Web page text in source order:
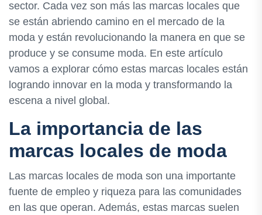
sector. Cada vez son más las marcas locales que
se están abriendo camino en el mercado de la
moda y están revolucionando la manera en que se
produce y se consume moda. En este artículo
vamos a explorar cómo estas marcas locales están
logrando innovar en la moda y transformando la
escena a nivel global.
La importancia de las
marcas locales de moda
Las marcas locales de moda son una importante
fuente de empleo y riqueza para las comunidades
en las que operan. Además, estas marcas suelen